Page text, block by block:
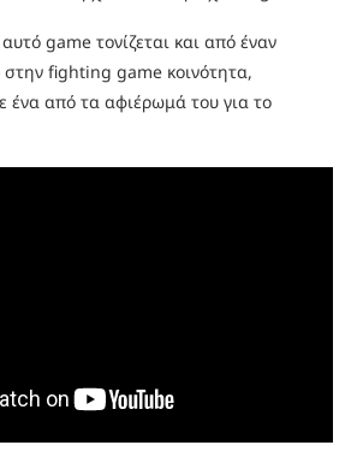
game τονίζεται και από έναν
στην fighting game κοινότητα,
ένα από τα αφιέρωμά του για το